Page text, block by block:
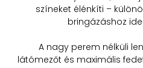
színeket élénkíti –
bringázáshoz
A nagy perem nélküli
látómezőt és maximális